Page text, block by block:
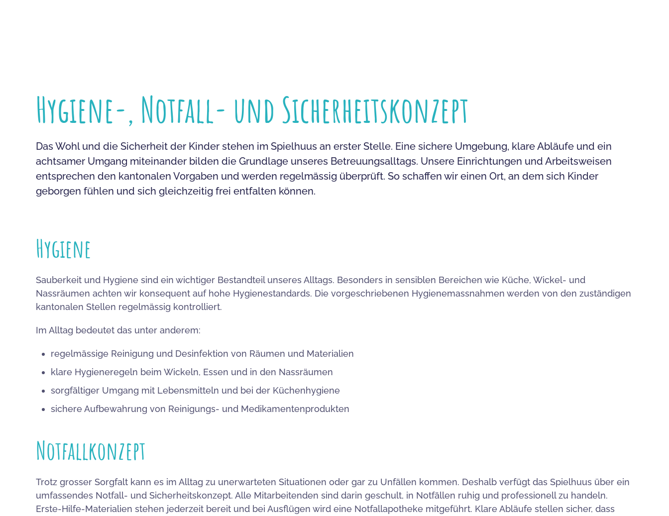
Hygiene-, Notfall- und Sicherheitskonzept
Das Wohl und die Sicherheit der Kinder stehen im Spielhuus an erster Stelle. Eine sichere Umgebung, klare Abläufe und ein
achtsamer Umgang miteinander bilden die Grundlage unseres Betreuungsalltags. Unsere Einrichtungen und Arbeitsweisen
entsprechen den kantonalen Vorgaben und werden regelmässig überprüft. So schaffen wir einen Ort, an dem sich Kinder
geborgen fühlen und sich gleichzeitig frei entfalten können.
Hygiene
Sauberkeit und Hygiene sind ein wichtiger Bestandteil unseres Alltags. Besonders in sensiblen Bereichen wie Küche, Wickel- und
Nassräumen achten wir konsequent auf hohe Hygienestandards. Die vorgeschriebenen Hygienemassnahmen werden von den zuständigen
kantonalen Stellen regelmässig kontrolliert.
Im Alltag bedeutet das unter anderem:
regelmässige Reinigung und Desinfektion von Räumen und Materialien
klare Hygieneregeln beim Wickeln, Essen und in den Nassräumen
sorgfältiger Umgang mit Lebensmitteln und bei der Küchenhygiene
sichere Aufbewahrung von Reinigungs- und Medikamentenprodukten
Notfallkonzept
Trotz grosser Sorgfalt kann es im Alltag zu unerwarteten Situationen oder gar zu Unfällen kommen. Deshalb verfügt das Spielhuus über ein
umfassendes Notfall- und Sicherheitskonzept. Alle Mitarbeitenden sind darin geschult, in Notfällen ruhig und professionell zu handeln.
Erste-Hilfe-Materialien stehen jederzeit bereit und bei Ausflügen wird eine Notfallapotheke mitgeführt. Klare Abläufe stellen sicher, dass